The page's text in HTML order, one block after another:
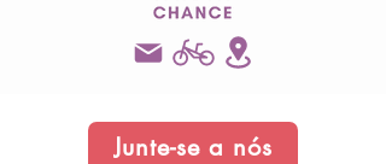
Junte-se a nós